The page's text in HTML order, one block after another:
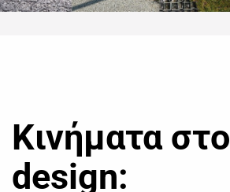
Κινήματα στο
design: